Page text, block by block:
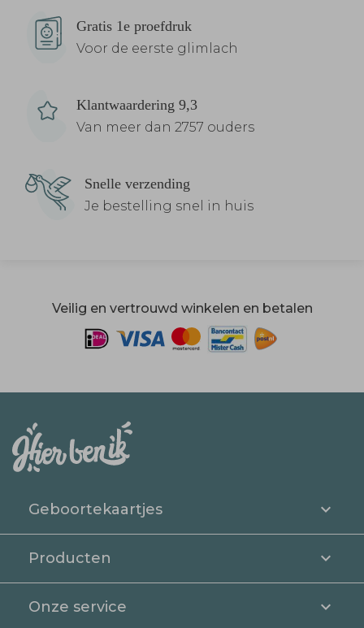
Gratis 1e proefdruk
Voor de eerste glimlach
Klantwaardering 9,3
Van meer dan 2757 ouders
Snelle verzending
Je bestelling snel in huis
Veilig en vertrouwd winkelen en betalen
Geboortekaartjes
Producten
Onze service